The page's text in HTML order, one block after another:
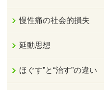
慢性痛の社会的損失
延動思想
ほぐす”と“治す”の違い